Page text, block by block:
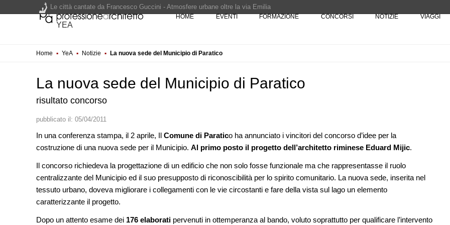
YEA
HOME EVENTI FORMAZIONE CONCORSI NOTIZIE VIAGGI
Home ▪ YeA ▪ Notizie ▪ La nuova sede del Municipio di Paratico
La nuova sede del Municipio di Paratico
risultato concorso
pubblicato il: 05/04/2011
In una conferenza stampa, il 2 aprile, Il Comune di Paratico ha annunciato i vincitori del concorso d’idee per la
costruzione di una nuova sede per il Municipio. Al primo posto il progetto dell’architetto riminese Eduard Mijic.
Il concorso richiedeva la progettazione di un edificio che non solo fosse funzionale ma che rappresentasse il ruolo
centralizzante del Municipio ed il suo presupposto di riconoscibilità per lo spirito comunitario. La nuova sede, inserita nel
tessuto urbano, doveva migliorare i collegamenti con le vie circostanti e fare della vista sul lago un elemento
caratterizzante il progetto.
Dopo un attento esame dei 176 elaborati pervenuti in ottemperanza al bando, voluto soprattutto per qualificare l’intervento
EVENTI
Città Osmotiche: la rigenerazione urbana
dell'acqua e resilienza climatica
08
FORMAZIONE
Sardegna, a picco sul mare
UP-TO-DATE
L'Agenzia del Demanio lancia gare per
di architettura
EVENTI
Venezia
Le città cantate da Francesco Guccini - Atmosfere urbane oltre la via Emilia
Renzo Piano World Tour 2026, ottava edizione in partenza. Rotta verso Ovest - Europa, Stati Uniti e Canada | 22 agosto > 30 settembre